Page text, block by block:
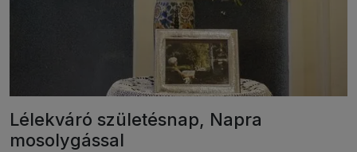
Lélekváró születésnap, Napra
mosolygással